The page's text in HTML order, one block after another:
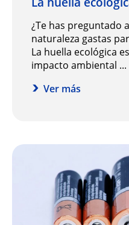
¿Te has preguntado
naturaleza gastas
La huella ecológica
impacto ambiental ...
Ver más